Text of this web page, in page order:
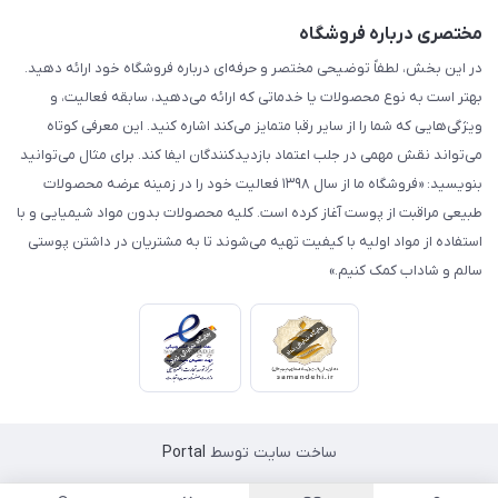
مختصری درباره فروشگاه
در این بخش، لطفاً توضیحی مختصر و حرفه‌ای درباره فروشگاه خود ارائه دهید.
بهتر است به نوع محصولات یا خدماتی که ارائه می‌دهید، سابقه فعالیت، و
ویژگی‌هایی که شما را از سایر رقبا متمایز می‌کند اشاره کنید. این معرفی کوتاه
می‌تواند نقش مهمی در جلب اعتماد بازدیدکنندگان ایفا کند. برای مثال می‌توانید
بنویسید: «فروشگاه ما از سال ۱۳۹۸ فعالیت خود را در زمینه عرضه محصولات
طبیعی مراقبت از پوست آغاز کرده است. کلیه محصولات بدون مواد شیمیایی و با
استفاده از مواد اولیه با کیفیت تهیه می‌شوند تا به مشتریان در داشتن پوستی
سالم و شاداب کمک کنیم.»
ساخت سایت توسط Portal